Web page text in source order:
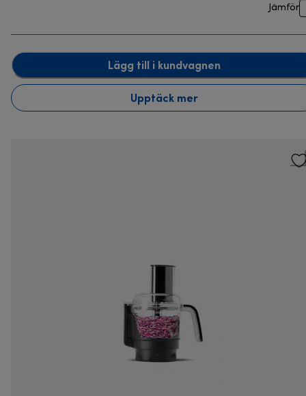
Jämför
Lägg till i kundvagnen
Upptäck mer